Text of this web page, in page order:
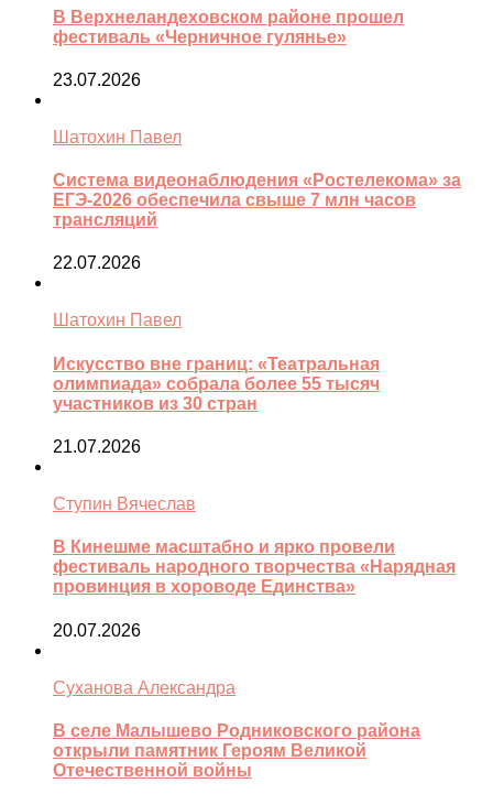
В Верхнеландеховском районе прошел
фестиваль «Черничное гулянье»
23.07.2026
Шатохин Павел
Система видеонаблюдения «Ростелекома» за
ЕГЭ-2026 обеспечила свыше 7 млн часов
трансляций
22.07.2026
Шатохин Павел
Искусство вне границ: «Театральная
олимпиада» собрала более 55 тысяч
участников из 30 стран
21.07.2026
Ступин Вячеслав
В Кинешме масштабно и ярко провели
фестиваль народного творчества «Нарядная
провинция в хороводе Единства»
20.07.2026
Суханова Александра
В селе Малышево Родниковского района
открыли памятник Героям Великой
Отечественной войны